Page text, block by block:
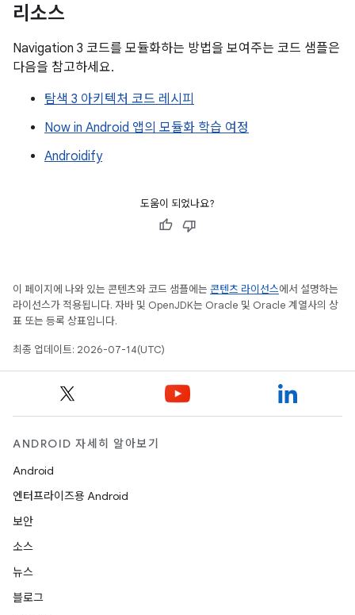
리소스
Navigation 3 코드를 모듈화하는 방법을 보여주는 코드 샘플은
다음을 참고하세요.
탐색 3 아키텍처 코드 레시피
Now in Android 앱의 모듈화 학습 여정
Androidify
도움이 되었나요?
이 페이지에 나와 있는 콘텐츠와 코드 샘플에는 콘텐츠 라이선스에서 설명하는
라이선스가 적용됩니다. 자바 및 OpenJDK는 Oracle 및 Oracle 계열사의 상
표 또는 등록 상표입니다.
최종 업데이트: 2026-07-14(UTC)
ANDROID 자세히 알아보기
Android
엔터프라이즈용 Android
보안
소스
뉴스
블로그